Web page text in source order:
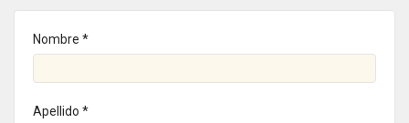
Nombre *
Apellido *